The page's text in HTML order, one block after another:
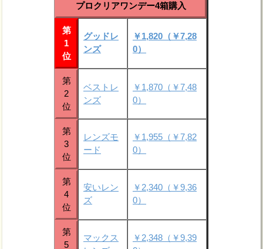
プロクリアワンデー4箱購入
第
1
位
グッドレ
ンズ
￥1,820（￥7,28
0）
第
2
位
ベストレ
ンズ
￥1,870（￥7,48
0）
第
3
位
レンズモ
ード
￥1,955（￥7,82
0）
第
4
位
安いレン
ズ
￥2,340（￥9,36
0）
第
5
マックス
￥2,348（￥9,39